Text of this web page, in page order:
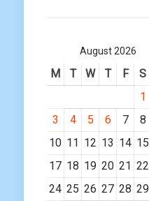
August 2026
M T W T F S
1
3
4 5 6 7 8
10 11 12 13 14 15
17 18 19 20 21 22
24 25 26 27 28 29